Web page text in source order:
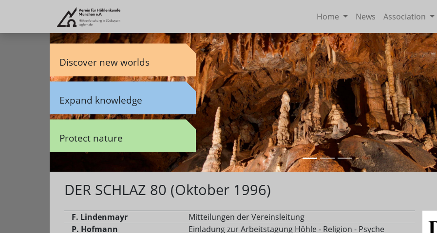
Home News Association
Discover new worlds
Expand knowledge
Protect nature
DER SCHLAZ 80 (Oktober 1996)
F. Lindenmayr
Mitteilungen der Vereinsleitung
P. Hofmann
Einladung zur Arbeitstagung Höhle - Religion - Psyche